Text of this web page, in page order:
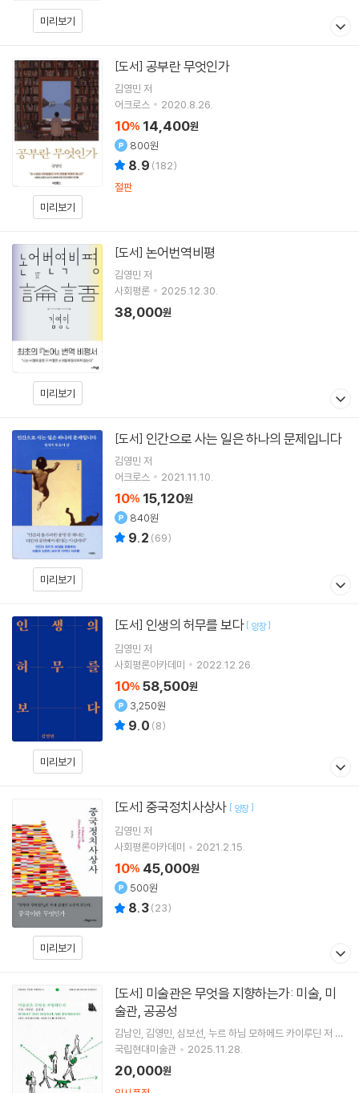
미리보기
미리보기
[도서] 공부란 무엇인가
김영민 저
어크로스
2020.8.26.
10% 14,400원
800원
8.9 (182)
절판
미리보기
[도서] 논어번역비평
김영민 저
사회평론
2025.12.30.
38,000원
미리보기
[도서] 인간으로 사는 일은 하나의 문제입니다
김영민 저
어크로스
2021.11.10.
10% 15,120원
840원
9.2 (69)
미리보기
[도서] 인생의 허무를 보다 [ 양장]
김영민 저
사회평론아카데미
2022.12.26.
10% 58,500원
3,250원
9.0 (8)
미리보기
[도서] 중국정치사상사 [ 양장]
김영민 저
사회평론아카데미
2021.2.15.
10% 45,000원
500원
8.3(23)
[도서]
술관, 공공성
김남인 김영민 심보선 누르 하님 모하메드 카이루딘 저 외
4명
국립현대미술관 2025.11.28.
20,000원